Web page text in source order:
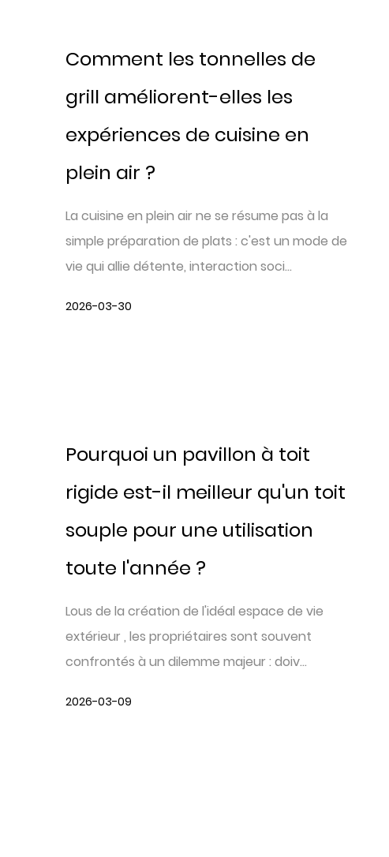
Comment les tonnelles de
grill améliorent-elles les
expériences de cuisine en
plein air ?
La cuisine en plein air ne se résume pas à la
simple préparation de plats : c'est un mode de
vie qui allie détente, interaction soci...
2026-03-30
Pourquoi un pavillon à toit
rigide est-il meilleur qu'un toit
souple pour une utilisation
toute l'année ?
Lous de la création de l'idéal espace de vie
extérieur , les propriétaires sont souvent
confrontés à un dilemme majeur : doiv...
2026-03-09